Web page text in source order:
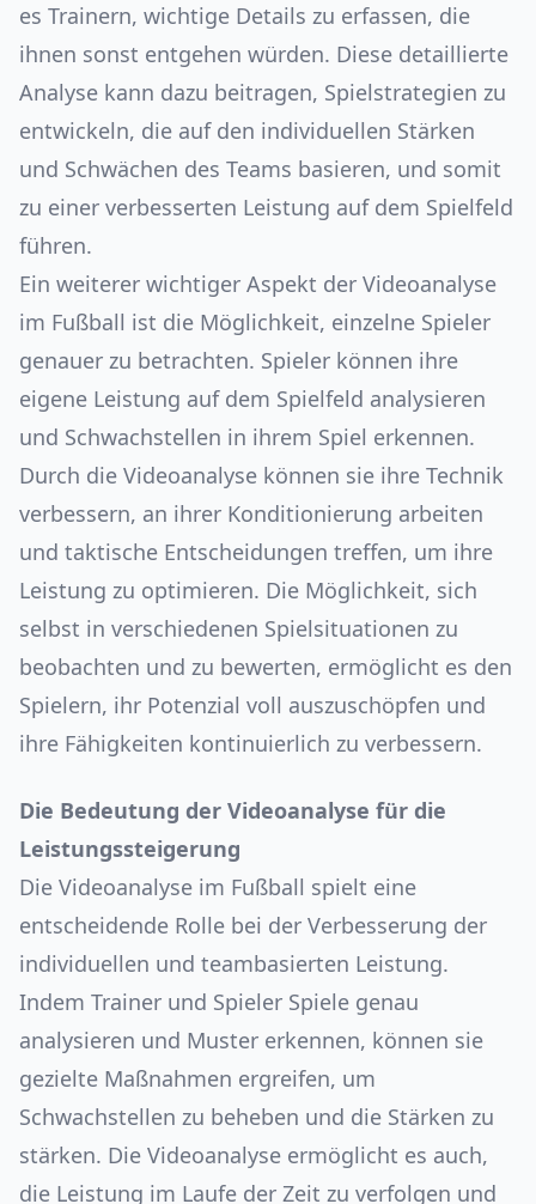
es Trainern, wichtige Details zu erfassen, die
ihnen sonst entgehen würden. Diese detaillierte
Analyse kann dazu beitragen, Spielstrategien zu
entwickeln, die auf den individuellen Stärken
und Schwächen des Teams basieren, und somit
zu einer verbesserten Leistung auf dem Spielfeld
führen.
Ein weiterer wichtiger Aspekt der Videoanalyse
im Fußball ist die Möglichkeit, einzelne Spieler
genauer zu betrachten. Spieler können ihre
eigene Leistung auf dem Spielfeld analysieren
und Schwachstellen in ihrem Spiel erkennen.
Durch die Videoanalyse können sie ihre Technik
verbessern, an ihrer Konditionierung arbeiten
und taktische Entscheidungen treffen, um ihre
Leistung zu optimieren. Die Möglichkeit, sich
selbst in verschiedenen Spielsituationen zu
beobachten und zu bewerten, ermöglicht es den
Spielern, ihr Potenzial voll auszuschöpfen und
ihre Fähigkeiten kontinuierlich zu verbessern.
Die Bedeutung der Videoanalyse für die
Leistungssteigerung
Die Videoanalyse im Fußball spielt eine
entscheidende Rolle bei der Verbesserung der
individuellen und teambasierten Leistung.
Indem Trainer und Spieler Spiele genau
analysieren und Muster erkennen, können sie
gezielte Maßnahmen ergreifen, um
Schwachstellen zu beheben und die Stärken zu
stärken. Die Videoanalyse ermöglicht es auch,
die Leistung im Laufe der Zeit zu verfolgen und